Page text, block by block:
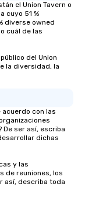
el Union Tavern o
cuyo 51 %
diverse owned
cuál de las
del Union
la diversidad, la
con las
ser así, escriba
dichas
y las
de reuniones, los
así, describa toda